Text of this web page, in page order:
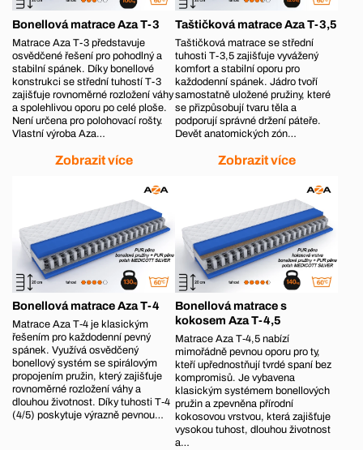
Bonellová matrace Aza T-3
Matrace Aza T-3 představuje
osvědčené řešení pro pohodlný a
stabilní spánek. Díky bonellové
konstrukci se střední tuhostí T-3
zajišťuje rovnoměrné rozložení váhy
a spolehlivou oporu po celé ploše.
Není určena pro polohovací rošty.
Vlastní výroba Aza…
Zobrazit více
Taštičková matrace Aza T-3,5
Taštičková matrace se střední
tuhosti T-3,5 zajišťuje vyvážený
komfort a stabilní oporu pro
každodenní spánek. Jádro tvoří
samostatně uložené pružiny, které
se přizpůsobují tvaru těla a
podporují správné držení páteře.
Devět anatomických zón…
Zobrazit více
Bonellová matrace Aza T-4
Matrace Aza T‑4 je klasickým
řešením pro každodenní pevný
spánek. Využívá osvědčený
bonellový systém se spirálovým
propojením pružin, který zajišťuje
rovnoměrné rozložení váhy a
dlouhou životnost. Díky tuhosti T‑4
(4/5) poskytuje výrazně pevnou…
Bonellová matrace s
kokosem Aza T-4,5
Matrace Aza T‑4,5 nabízí
mimořádně pevnou oporu pro ty,
kteří upřednostňují tvrdé spaní bez
kompromisů. Je vybavena
klasickým systémem bonellových
pružin a zpevněna přírodní
kokosovou vrstvou, která zajišťuje
vysokou tuhost, dlouhou životnost
a…